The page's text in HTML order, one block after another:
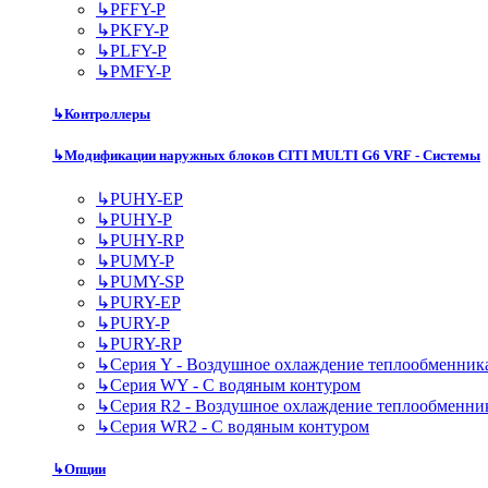
↳PFFY-P
↳PKFY-P
↳PLFY-P
↳PMFY-P
↳Контроллеры
↳Модификации наружных блоков CITI MULTI G6 VRF - Системы
↳PUHY-EP
↳PUHY-P
↳PUHY-RP
↳PUMY-P
↳PUMY-SP
↳PURY-EP
↳PURY-P
↳PURY-RP
↳Серия Y - Воздушное охлаждение
↳Серия WY - С водяным контуром
↳Серия R2 - Воздушное охлаждение
↳Серия WR2 - С водяным контуром
↳Опции